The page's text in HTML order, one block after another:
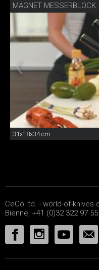
MAGNET MESSERBLOCK
31x18x34 cm
CeCo ltd. - world-of-
Bienne, +41 (0)32 322 97 55 |